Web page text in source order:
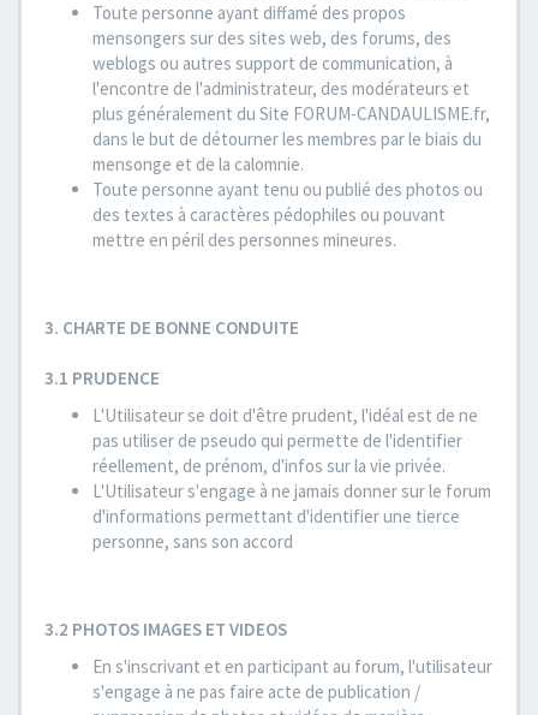
Toute personne ayant diffamé des propos
mensongers sur des sites web, des forums, des
weblogs ou autres support de communication, à
l'encontre de l'administrateur, des modérateurs et
plus généralement du Site FORUM-CANDAULISME.fr,
dans le but de détourner les membres par le biais du
mensonge et de la calomnie.
Toute personne ayant tenu ou publié des photos ou
des textes à caractères pédophiles ou pouvant
mettre en péril des personnes mineures.
3. CHARTE DE BONNE CONDUITE
3.1 PRUDENCE
L'Utilisateur se doit d'être prudent, l'idéal est de ne
pas utiliser de pseudo qui permette de l'identifier
réellement, de prénom, d'infos sur la vie privée.
L'Utilisateur s'engage à ne jamais donner sur le forum
d'informations permettant d'identifier une tierce
personne, sans son accord
3.2 PHOTOS IMAGES ET VIDEOS
En s'inscrivant et en participant au forum, l'utilisateur
s'engage à ne pas faire acte de publication /